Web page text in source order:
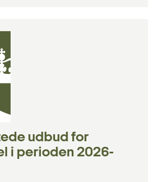
udbud for
i perioden 2026-